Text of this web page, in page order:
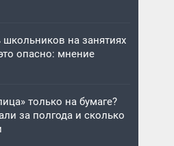
школьников на занятиях
опасно: мнение
только на бумаге?
за полгода и сколько